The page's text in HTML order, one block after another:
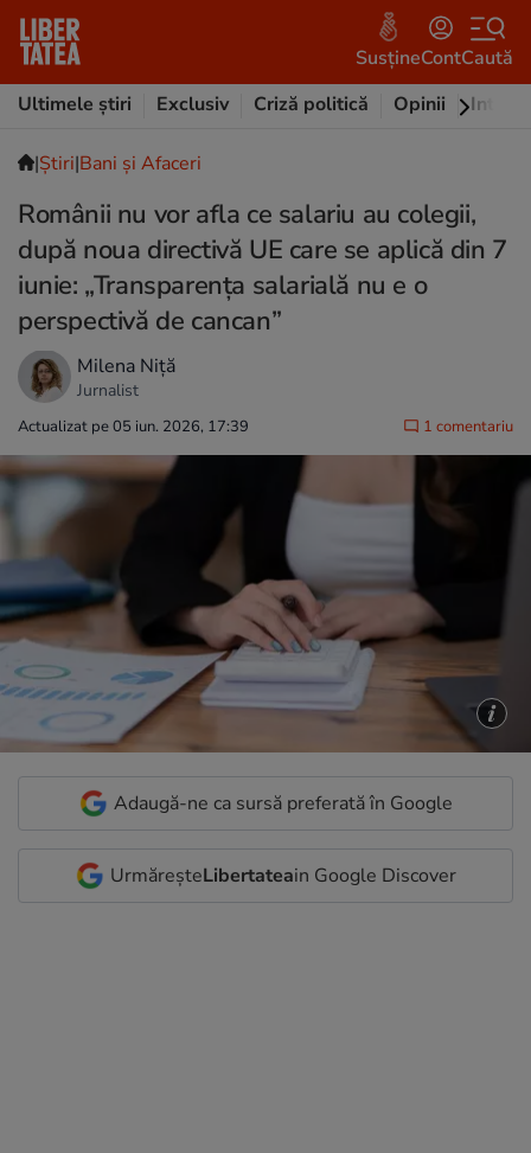
SusțineContCaută
Ultimele știri
Exclusiv Criză politică Opinii
|Ştiri|Bani și Afaceri
Românii nu vor afla ce salariu au colegii,
după noua directivă UE care se aplică din 7
iunie: „Transparența salarială nu e o
perspectivă de cancan”
Milena Niță
Jurnalist
Actualizat pe 05 iun. 2026, 17:39 1 comentariu
Adaugă-ne ca sursă preferată în Google
UrmăreșteLibertateain Google Discover